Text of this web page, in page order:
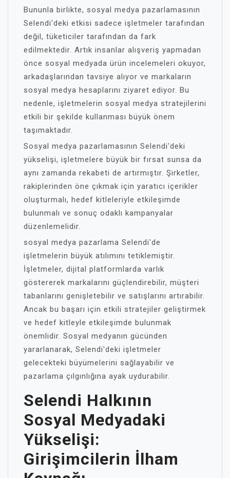
Bununla birlikte, sosyal medya pazarlamasının
Selendi'deki etkisi sadece işletmeler tarafından
değil, tüketiciler tarafından da fark
edilmektedir. Artık insanlar alışveriş yapmadan
önce sosyal medyada ürün incelemeleri okuyor,
arkadaşlarından tavsiye alıyor ve markaların
sosyal medya hesaplarını ziyaret ediyor. Bu
nedenle, işletmelerin sosyal medya stratejilerini
etkili bir şekilde kullanması büyük önem
taşımaktadır.
Sosyal medya pazarlamasının Selendi'deki
yükselişi, işletmelere büyük bir fırsat sunsa da
aynı zamanda rekabeti de artırmıştır. Şirketler,
rakiplerinden öne çıkmak için yaratıcı içerikler
oluşturmalı, hedef kitleleriyle etkileşimde
bulunmalı ve sonuç odaklı kampanyalar
düzenlemelidir.
sosyal medya pazarlama Selendi'de
işletmelerin büyük atılımını tetiklemiştir.
İşletmeler, dijital platformlarda varlık
göstererek markalarını güçlendirebilir, müşteri
tabanlarını genişletebilir ve satışlarını artırabilir.
Ancak bu başarı için etkili stratejiler geliştirmek
ve hedef kitleyle etkileşimde bulunmak
önemlidir. Sosyal medyanın gücünden
yararlanarak, Selendi'deki işletmeler
gelecekteki büyümelerini sağlayabilir ve
pazarlama çılgınlığına ayak uydurabilir.
Selendi Halkının
Sosyal Medyadaki
Yükselişi:
Girişimcilerin İlham